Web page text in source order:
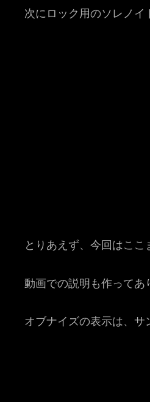
次にロック用のソレノイ
とりあえず、今回はここ
動画での説明も作ってあ
オブナイズの表示は、サ